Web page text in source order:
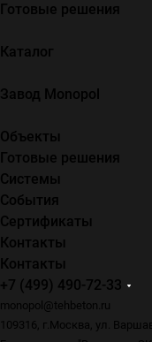
Готовые решения
Каталог
Завод Monopol
Объекты
Готовые решения
Системы
События
Сертификаты
Контакты
Контакты
+7 (499) 490-72-33
monopol@tehbeton.ru
109316, г.Москва, ул.